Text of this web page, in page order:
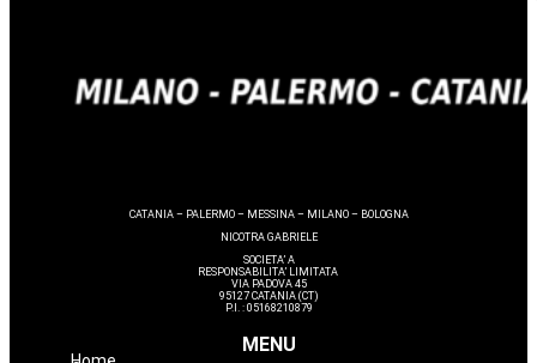
CATANIA – PALERMO – MESSINA – MILANO – BOLOGNA
NICOTRA GABRIELE
SOCIETA’ A
RESPONSABILITA’ LIMITATA
VIA PADOVA 45
95127 CATANIA (CT)
P.I. : 05168210879
MENU